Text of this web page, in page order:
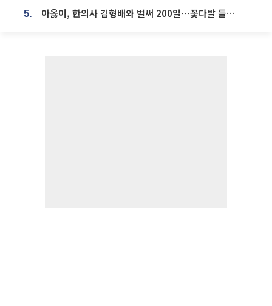
5. 아옳이, 한의사 김형배와 벌써 200일⋯꽃다발 들고 "프러포즈 아냐"